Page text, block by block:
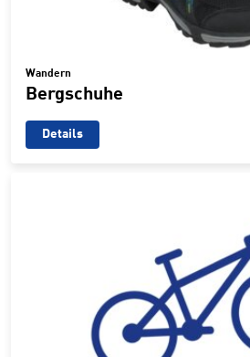
Wandern
Bergschuhe
Details